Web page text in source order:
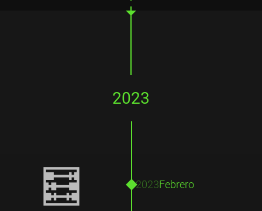
2023
Febrero
2023
🧮